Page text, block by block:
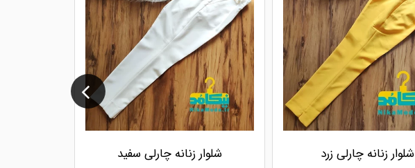
شلوار زنانه چارلی زرد شلوار زنانه چارلی سفید